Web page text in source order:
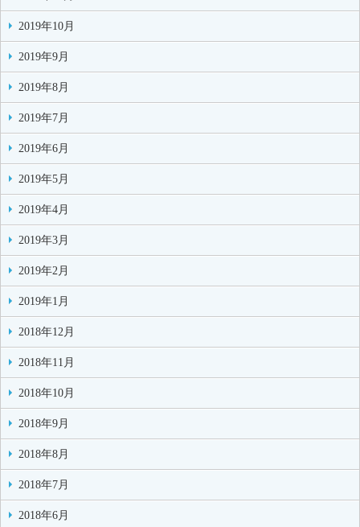
2019年10月
2019年9月
2019年8月
2019年7月
2019年6月
2019年5月
2019年4月
2019年3月
2019年2月
2019年1月
2018年12月
2018年11月
2018年10月
2018年9月
2018年8月
2018年7月
2018年6月